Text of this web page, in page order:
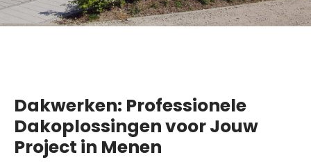
Dakwerken: Professionele
Dakoplossingen voor Jouw
Project in Menen